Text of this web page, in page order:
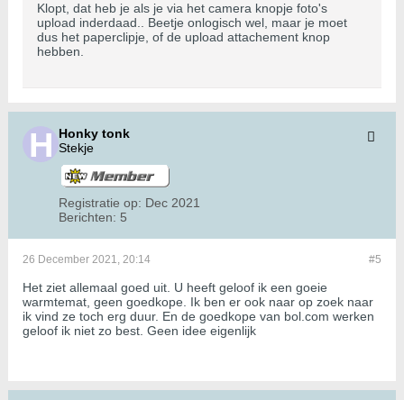
Klopt, dat heb je als je via het camera knopje foto's
upload inderdaad.. Beetje onlogisch wel, maar je moet
dus het paperclipje, of de upload attachement knop
hebben.
Honky tonk
Stekje
Registratie op: Dec 2021
Berichten: 5
#5
26 December 2021, 20:14
Het ziet allemaal goed uit. U heeft geloof ik een goeie
warmtemat, geen goedkope. Ik ben er ook naar op zoek naar
ik vind ze toch erg duur. En de goedkope van bol.com werken
geloof ik niet zo best. Geen idee eigenlijk